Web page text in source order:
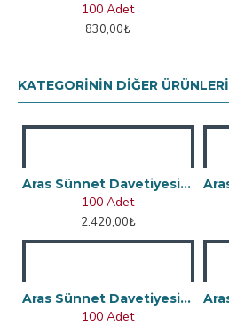
100 Adet
830,00₺
KATEGORININ DIĞER ÜRÜNLERI
Aras Sünnet Davetiyesi 4962
100 Adet
2.420,00₺
Aras Sünnet Davetiyesi 4856
100 Adet